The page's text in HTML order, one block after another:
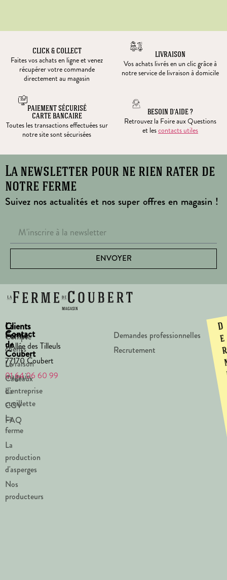
CLICK & COLLECT
Faites vos achats en ligne et venez
récupérer votre commande
directement au magasin
LIVRAISON
Vos achats livrés en un clic grâce à
notre service de livraison à domicile
PAIEMENT SÉCURISÉ
CARTE BANCAIRE
Toutes les transactions effectuées sur
notre site sont sécurisées
BESOIN D’AIDE ?
Retrouvez la Foire aux Questions
et lescontacts utiles
La newsletter pour ne rien rater de
notre ferme
Suivez nos actualités et nos super offres en magasin !
ENVOYER
La
Ferme
de
Coubert
Le
magasin
La
cueillette
La
ferme
La
production
d'asperges
Nos
producteurs
Clients
Compte
clients
Livraison
Cadeaux
d’entreprise
CGV
FAQ
Contact
1 Allée des Tilleuls
77170 Coubert
01 64 06 60 99
Demandes professionnelles
Recrutement
D
e